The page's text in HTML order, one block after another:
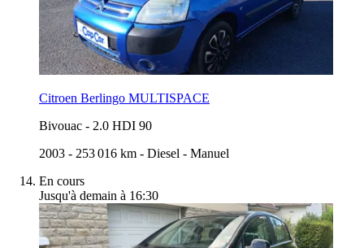
Citroen Berlingo MULTISPACE
Bivouac - 2.0 HDI 90
2003 - 253 016 km - Diesel - Manuel
En cours
Jusqu'à demain à 16:30